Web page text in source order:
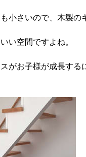
小さいので、木製
い空間ですよね。
がお子様が成長す